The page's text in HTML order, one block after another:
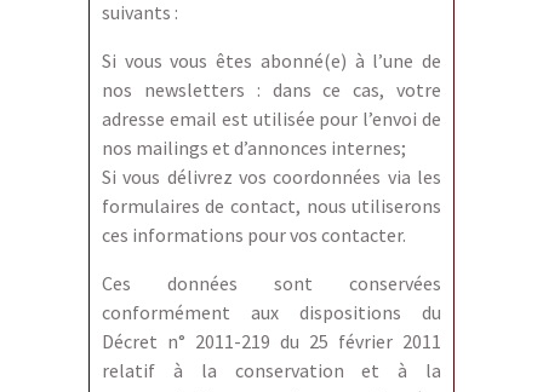
suivants :
Si vous vous êtes abonné(e) à l’une de
nos newsletters : dans ce cas, votre
adresse email est utilisée pour l’envoi de
nos mailings et d’annonces internes;
Si vous délivrez vos coordonnées via les
formulaires de contact, nous utiliserons
ces informations pour vos contacter.
Ces données sont conservées
conformément aux dispositions du
Décret n° 2011-219 du 25 février 2011
relatif à la conservation et à la